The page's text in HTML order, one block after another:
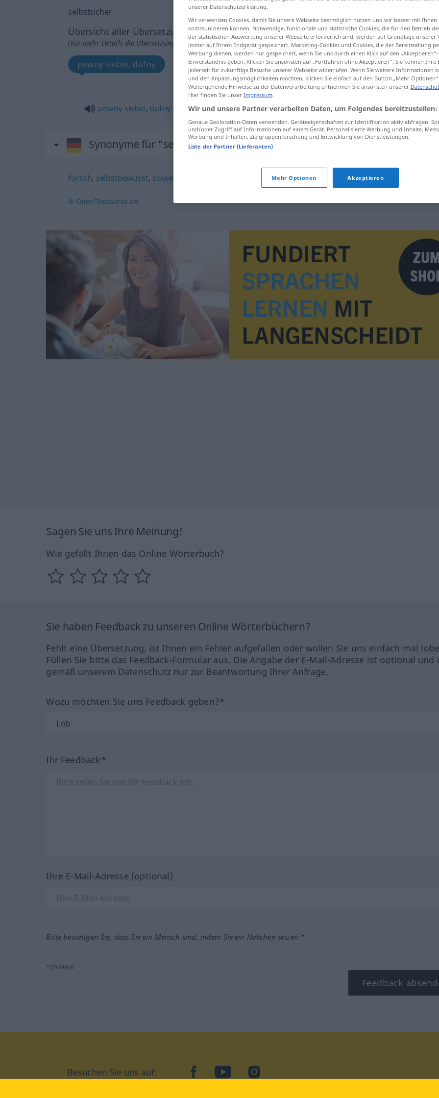
selbstsicher
Übersicht aller Übersetzungen
(Für mehr Details die Übersetzung anklicken/antippen)
pewny siebie, dufny
pewny siebie, dufny (w sobie) selbstsicher
Synonyme für "selbstsicher"
forsch, selbstbewusst, souverän
© OpenThesaurus.de
Sagen Sie uns Ihre Meinung!
Wie gefällt Ihnen das Online Wörterbuch?
Sie haben Feedback zu unseren Online Wörterbüchern?
Fehlt eine Übersetzung, ist Ihnen ein Fehler aufgefallen oder wollen Sie uns einfach mal
Füllen Sie bitte das Feedback-Formular aus. Die Angabe der E-Mail-Adresse ist optional und
gemäß unserem Datenschutz nur zur Beantwortung Ihrer Anfrage.
Wozu möchten Sie uns Feedback geben?*
Ihr Feedback*
Ihre E-Mail-Adresse (optional)
Bitte bestätigen Sie, dass Sie ein Mensch sind, indem Sie ein Häkchen setzen.*
*Pflichtfeld
Feedback
Besuchen Sie uns auf: facebookYouTubeInstagram
unserer Datenschutzerklärung.
Wir verwenden Cookies, damit Sie unsere Webseite bestmöglich nutzen und wir besser mit Ihnen
kommunizieren können. Notwendige, funktionale und statistische Cookies, die für den Betrieb
der statistischen Auswertung unserer Webseite erforderlich sind, werden auf Grundlage unserer
immer auf Ihrem Endgerät gespeichert. Marketing-Cookies und Cookies, die der Bereitstellung
Werbung dienen, werden nur gespeichert, wenn Sie uns durch einen Klick auf den
Einverständnis geben. Klicken Sie ansonsten auf „Fortfahren ohne Akzeptieren“. Sie können
jederzeit für zukünftige Besuche unserer Webseite widerrufen. Wenn Sie weitere Informationen
und den Anpassungsmöglichkeiten möchten, klicken Sie einfach auf den Button „Mehr
Weitergehende Hinweise zu der Datenverarbeitung entnehmen Sie ansonsten unserer
Hier finden Sie unser Impressum.
Wir und unsere Partner verarbeiten Daten, um Folgendes bereitzustellen:
Genaue Geolocation-Daten verwenden. Geräteeigenschaften zur Identifikation aktiv abfragen.
und/oder Zugriff auf Informationen auf einem Gerät. Personalisierte Werbung und Inhalte,
Werbung und Inhalten, Zielgruppenforschung und Entwicklung von Dienstleistungen.
Liste der Partner (Lieferanten)
Mehr Optionen Akzeptieren